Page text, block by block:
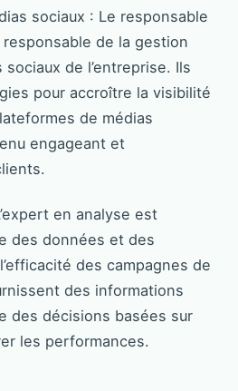
sociaux : Le responsable
de la gestion
de l’entreprise. Ils
pour accroître la visibilité
de médias
engageant et
en analyse est
des données et des
des campagnes de
des informations
des décisions basées sur
les performances.